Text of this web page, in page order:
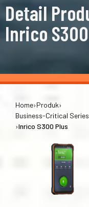
Detail
Inrico
Home›Produk›
Business-Critical Series
›Inrico S300 Plus